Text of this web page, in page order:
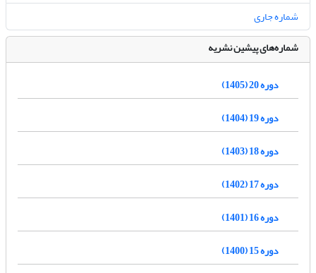
شماره جاری
شماره‌های پیشین نشریه
دوره 20 (1405)
دوره 19 (1404)
دوره 18 (1403)
دوره 17 (1402)
دوره 16 (1401)
دوره 15 (1400)